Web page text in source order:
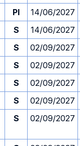
PI 14/06/2027
S 14/06/2027
S 02/09/2027
S 02/09/2027
S 02/09/2027
S 02/09/2027
S 02/09/2027